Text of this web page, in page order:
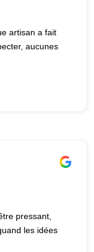
artisan a fait
aucunes
pressant,
les idées